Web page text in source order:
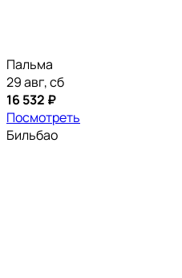
Пальма
29 авг, сб
16 532 ₽
Посмотреть
Бильбао